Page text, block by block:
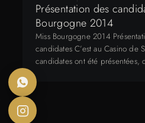
Présentation des
Bourgogne 2014
Miss Bourgogne 2014
candidates C’est au Casino de
candidates ont été